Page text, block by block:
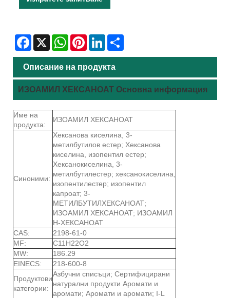
Facebook
X WhatsAppPinterestLinkedIn
Описание на продукта
ИЗОАМИЛ ХЕКСАНОАТ Основна информация
Име на
продукта:
ИЗОАМИЛ ХЕКСАНОАТ
Синоними:
Хексанова киселина, 3-
метилбутилов естер; Хексанова
киселина, изопентил естер;
Хексанокиселина, 3-
метилбутилестер; хексанокиселина,
изопентилестер; изопентил
капроат; 3-
МЕТИЛБУТИЛХЕКСАНОАТ;
ИЗОАМИЛ ХЕКСАНОАТ; ИЗОАМИЛ
Н-ХЕКСАНОАТ
CAS:
2198-61-0
MF:
C11H22O2
MW:
186.29
EINECS:
218-600-8
Продуктови
категории:
Азбучни списъци; Сертифицирани
натурални продукти Аромати и
аромати; Аромати и аромати; I-L